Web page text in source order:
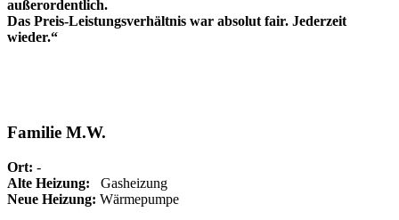
außerordentlich.
Das Preis-Leistungsverhältnis war absolut fair. Jederzeit
wieder.“
Familie M.W.
Ort: -
Alte Heizung: Gasheizung
Neue Heizung: Wärmepumpe